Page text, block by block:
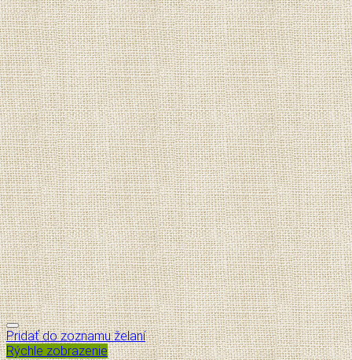
Pridať do zoznamu želaní
Rýchle zobrazenie